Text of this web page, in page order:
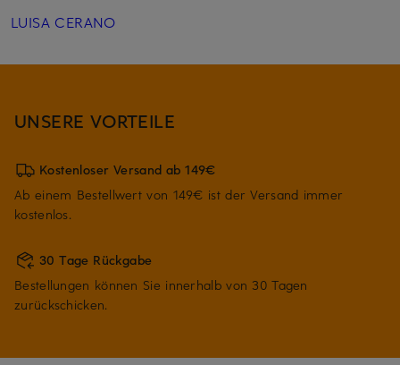
LUISA CERANO
UNSERE VORTEILE
Kostenloser Versand ab 149€
Ab einem Bestellwert von 149€ ist der Versand immer
kostenlos.
30 Tage Rückgabe
Bestellungen können Sie innerhalb von 30 Tagen
zurückschicken.